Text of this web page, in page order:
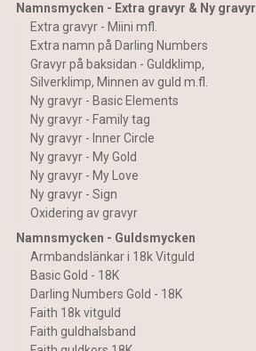
Namnsmycken - Extra gravyr & Ny gravyr
Extra gravyr - Miini mfl.
Extra namn på Darling Numbers
Gravyr på baksidan - Guldklimp,
Silverklimp, Minnen av guld m.fl.
Ny gravyr - Basic Elements
Ny gravyr - Family tag
Ny gravyr - Inner Circle
Ny gravyr - My Gold
Ny gravyr - My Love
Ny gravyr - Sign
Oxidering av gravyr
Namnsmycken - Guldsmycken
Armbandslänkar i 18k Vitguld
Basic Gold - 18K
Darling Numbers Gold - 18K
Faith 18k vitguld
Faith guldhalsband